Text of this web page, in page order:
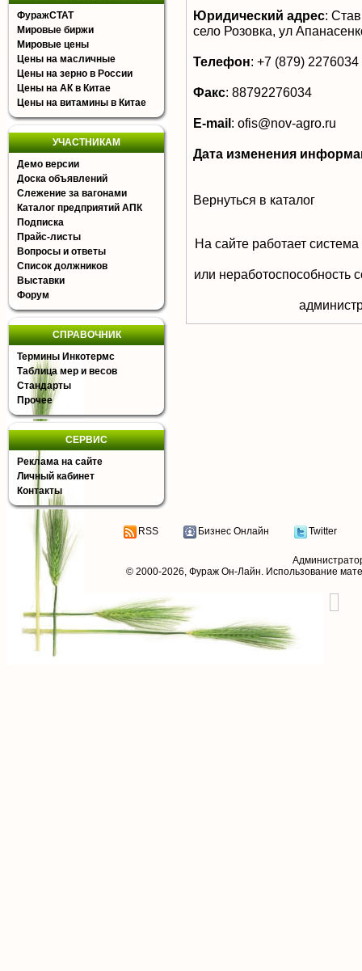
ФуражСТАТ
Мировые биржи
Мировые цены
Цены на масличные
Цены на зерно в России
Цены на АК в Китае
Цены на витамины в Китае
УЧАСТНИКАМ
Демо версии
Доска объявлений
Слежение за вагонами
Каталог предприятий АПК
Подписка
Прайс-листы
Вопросы и ответы
Список должников
Выставки
Форум
СПРАВОЧНИК
Термины Инкотермс
Таблица мер и весов
Стандарты
Прочее
СЕРВИС
Реклама на сайте
Личный кабинет
Контакты
Юридический адрес:
село Розовка, ул
Телефон: +7 (879) 2276034
Факс: 88792276034
E-mail: ofis@nov-agro.ru
Дата изменения
Вернуться в каталог
На сайте работает
или неработоспособность
RSS Бизнес Онлайн Twitter
© 2000-2026, Фураж Он-Лайн. Использование